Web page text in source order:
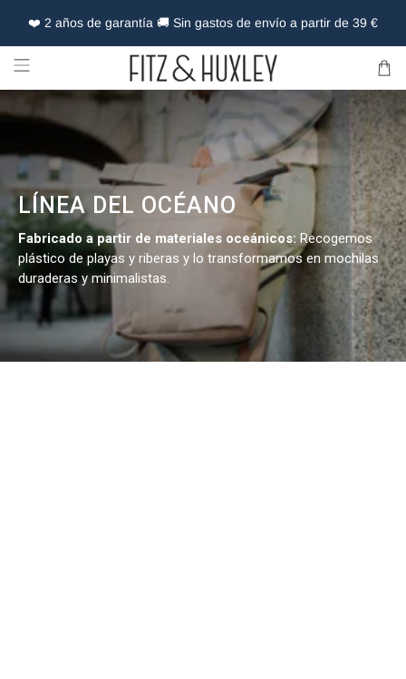
❤️ 2 años de garantía 🚚 Sin gastos de envío a partir de 39 €
LÍNEA DEL OCÉANO
Fabricado a partir de materiales oceánicos: Recogemos
plástico de playas y riberas y lo transformamos en mochilas
duraderas y minimalistas.